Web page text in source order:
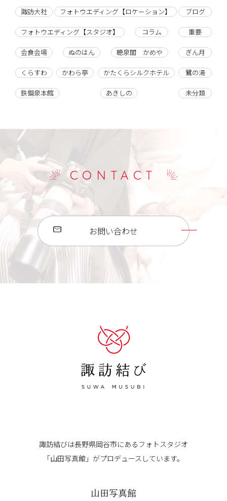
諏訪大社 フォトウエディング【ロケーション】 ブログ
フォトウエディング【スタジオ】 コラム 重要
会食会場 ぬのはん 聴泉閣 かめや ぎん月
くらすわ かわら亭 かたくらシルクホテル 鷺の湯
鉄鋼泉本館 あきしの 未分類
CONTACT
お問い合わせ
諏訪結びは長野県岡谷市にある フォトスタジオ
「山田写真館」がプロデュースしています。
山田写真館